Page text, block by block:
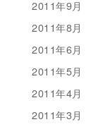
2011年9月
2011年8月
2011年6月
2011年5月
2011年4月
2011年3月